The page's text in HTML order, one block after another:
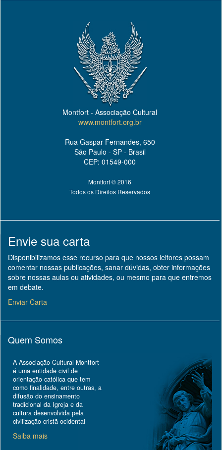
Montfort - Associação Cultural
www.montfort.org.br
Rua Gaspar Fernandes, 650
São Paulo - SP - Brasil
CEP: 01549-000
Montfort © 2016
Todos os Direitos Reservados
Envie sua carta
Disponibilizamos esse recurso para que nossos leitores possam
comentar nossas publicações, sanar dúvidas, obter informações
sobre nossas aulas ou atividades, ou mesmo para que entremos
em debate.
Enviar Carta
Quem Somos
A Associação Cultural Montfort
é uma entidade civil de
orientação católica que tem
como finalidade, entre outras, a
difusão do ensinamento
tradicional da Igreja e da
cultura desenvolvida pela
civilização cristã ocidental
Saiba mais